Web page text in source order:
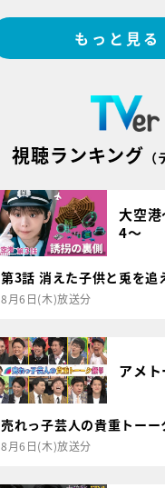
もっと見る
視聴ランキング
大空港
4～
第3話 消えた子供と兎を追
8月6日(木)放送分
アメト
売れっ子芸人の貴重トー
8月6日(木)放送分